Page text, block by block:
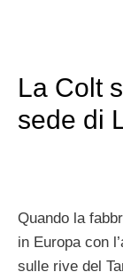
La Colt
sede di
Quando la
in Europa con
sulle rive del